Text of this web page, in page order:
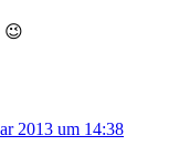
😉
2013 um 14:38